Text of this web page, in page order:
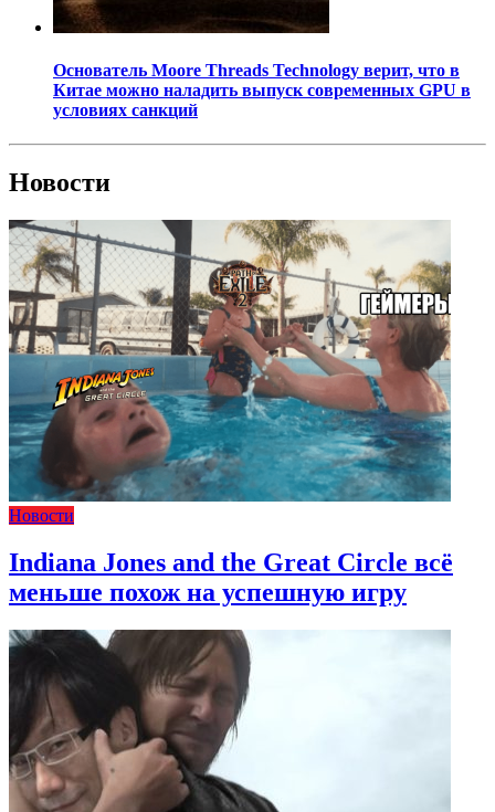
Основатель Moore Threads Technology верит, что в
Китае можно наладить выпуск современных GPU в
условиях санкций
Новости
Новости
Indiana Jones and the Great Circle всё
меньше похож на успешную игру